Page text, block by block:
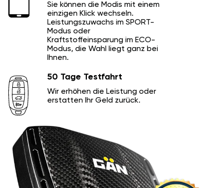
Sie können die Modis mit einem
einzigen Klick wechseln.
Leistungszuwachs im SPORT-
Modus oder
Kraftstoffeinsparung im ECO-
Modus, die Wahl liegt ganz bei
Ihnen.
50 Tage Testfahrt
Wir erhöhen die Leistung oder
erstatten Ihr Geld zurück.